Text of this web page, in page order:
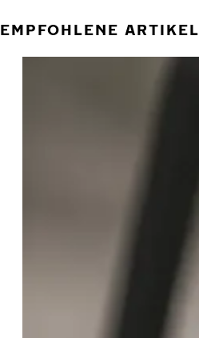
EMPFOHLENE ARTIKEL